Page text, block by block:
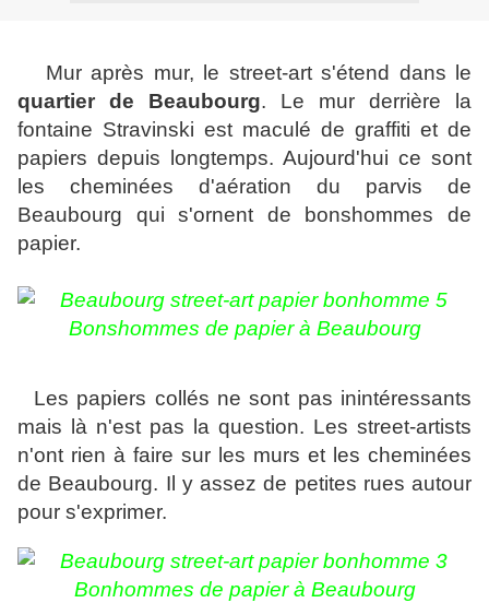
Mur après mur, le street-art s'étend dans le
quartier de Beaubourg. Le mur derrière la
fontaine Stravinski est maculé de graffiti et de
papiers depuis longtemps. Aujourd'hui ce sont
les cheminées d'aération du parvis de
Beaubourg qui s'ornent de bonshommes de
papier.
Bonshommes de papier à Beaubourg
Les papiers collés ne sont pas inintéressants
mais là n'est pas la question. Les street-artists
n'ont rien à faire sur les murs et les cheminées
de Beaubourg. Il y assez de petites rues autour
pour s'exprimer.
Bonhommes de papier à Beaubourg